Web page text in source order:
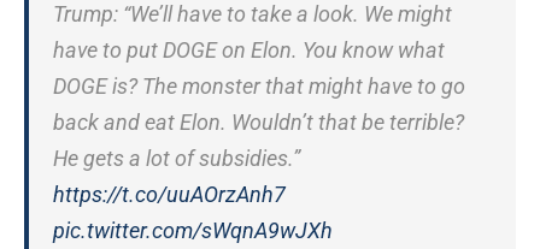
Trump: “We’ll have to take a look. We might
have to put DOGE on Elon. You know what
DOGE is? The monster that might have to go
back and eat Elon. Wouldn’t that be terrible?
He gets a lot of subsidies.”
https://t.co/uuAOrzAnh7
pic.twitter.com/sWqnA9wJXh